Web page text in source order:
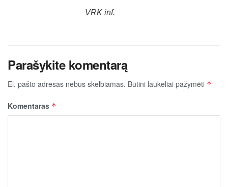
VRK inf.
Parašykite komentarą
El. pašto adresas nebus skelbiamas. Būtini laukeliai pažymėti *
Komentaras *